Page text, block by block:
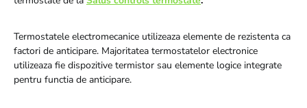
Termostatele electromecanice utilizeaza elemente de rezistenta ca
factori de anticipare. Majoritatea termostatelor electronice
utilizeaza fie dispozitive termistor sau elemente logice integrate
pentru functia de anticipare.